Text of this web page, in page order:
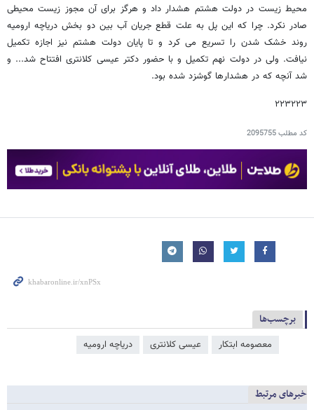
محیط زیست در دولت هشتم هشدار داد و هرگز برای آن مجوز زیست محیطی
صادر نکرد. چرا که این پل به علت قطع جریان آب بین دو بخش دریاچه ارومیه
روند خشک شدن را تسریع می کرد و تا پایان دولت هشتم نیز اجازه تکمیل
نیافت. ولی در دولت نهم تکمیل و با حضور دکتر عیسی کلانتری افتتاح شد... و
شد آنچه که در هشدارها گوشزد شده بود.
۲۲۳۲۲۳
کد مطلب2095755
برچسب‌ها
معصومه ابتکار عیسی کلانتری دریاچه ارومیه
خبرهای مرتبط